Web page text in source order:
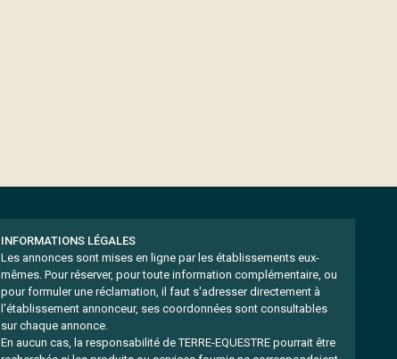
INFORMATIONS LÉGALES
Les annonces sont mises en ligne par les établissements eux-
mêmes. Pour réserver, pour toute information complémentaire, ou
pour formuler une réclamation, il faut s'adresser directement à
l'établissement annonceur, ses coordonnées sont consultables
sur chaque annonce.
En aucun cas, la responsabilité de TERRE-EQUESTRE pourrait être